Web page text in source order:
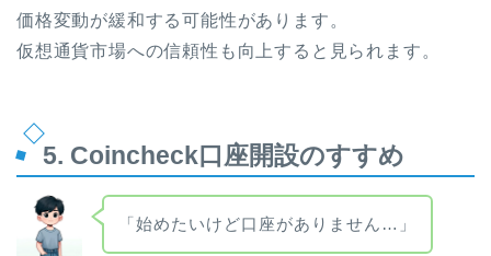
価格変動が緩和する可能性があります。
仮想通貨市場への信頼性も向上すると見られます。
5. Coincheck口座開設のすすめ
「始めたいけど口座がありません…」